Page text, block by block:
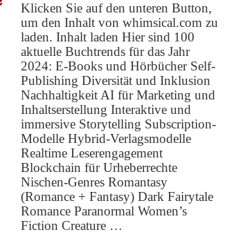
Klicken Sie auf den unteren Button,
um den Inhalt von whimsical.com zu
laden. Inhalt laden Hier sind 100
aktuelle Buchtrends für das Jahr
2024: E-Books und Hörbücher Self-
Publishing Diversität und Inklusion
Nachhaltigkeit AI für Marketing und
Inhaltserstellung Interaktive und
immersive Storytelling Subscription-
Modelle Hybrid-Verlagsmodelle
Realtime Leserengagement
Blockchain für Urheberrechte
Nischen-Genres Romantasy
(Romance + Fantasy) Dark Fairytale
Romance Paranormal Women’s
Fiction Creature …